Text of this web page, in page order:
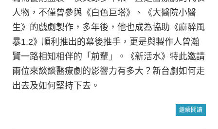
人物，不僅曾參與《白色巨塔》、《大醫院小醫
生》的戲劇製作，多年後，他也成為協助《麻醉風
暴1.2》順利推出的幕後推手，更是與製作人曾瀚
賢一路相知相伴的「前輩」。《新活水》特此邀請
兩位來談談醫療劇的影響力有多大？新台劇如何走
出去及如何堅持下去。
繼續閱讀